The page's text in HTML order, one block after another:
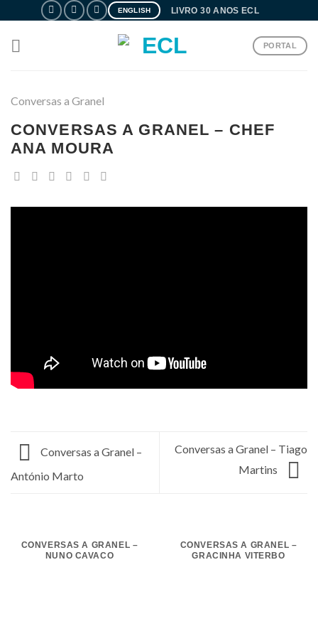
content
ENGLISH LIVRO 30 ANOS ECL
PORTAL
Conversas a Granel
CONVERSAS A GRANEL – CHEF
ANA MOURA
Conversas a Granel –
António Marto
Conversas a Granel – Tiago
Martins
CONVERSAS A GRANEL –
NUNO CAVACO
CONVERSAS A GRANEL –
GRACINHA VITERBO